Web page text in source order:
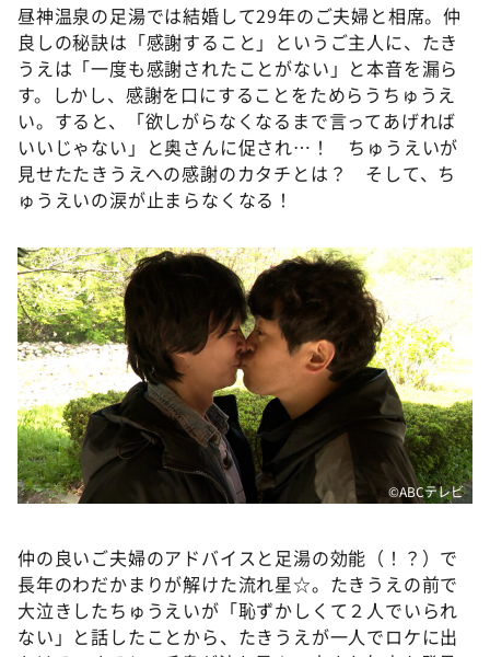
昼神温泉の足湯では結婚して29年のご夫婦と相席。仲
良しの秘訣は「感謝すること」というご主人に、たき
うえは「一度も感謝されたことがない」と本音を漏ら
す。しかし、感謝を口にすることをためらうちゅうえ
い。すると、「欲しがらなくなるまで言ってあげれば
いいじゃない」と奥さんに促され…！ ちゅうえいが
見せたたきうえへの感謝のカタチとは？ そして、ち
ゅうえいの涙が止まらなくなる！
©️ABCテレビ
仲の良いご夫婦のアドバイスと足湯の効能（！？）で
長年のわだかまりが解けた流れ星☆。たきうえの前で
大泣きしたちゅうえいが「恥ずかしくて２人でいられ
ない」と話したことから、たきうえが一人でロケに出